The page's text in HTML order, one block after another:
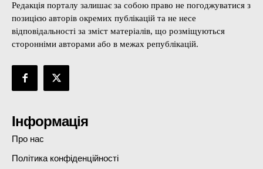
Редакція порталу залишає за собою право не погоджуватися з
позицією авторів окремих публікацій та не несе
відповідальності за зміст матеріалів, що розміщуються
сторонніми авторами або в межах републікацій.
Інформація
Про нас
Політика конфіденційності